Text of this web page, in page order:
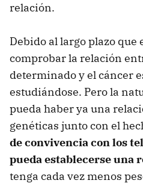
relación.
Debido al largo plazo que
comprobar la relación
determinado y el cáncer
estudiándose. Pero la
pueda haber ya una
genéticas junto con el
de convivencia con los
pueda establecerse una
tenga cada vez menos